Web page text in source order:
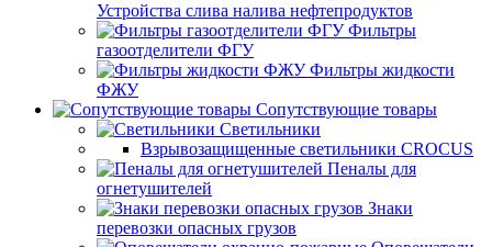
Устройства слива налива нефтепродуктов
Фильтры
газоотделители ФГУ
Фильтры жидкости
ФЖУ
Сопутствующие товары
Светильники
Взрывозащищенные светильники CROCUS
Пеналы для
огнетушителей
Знаки
перевозки опасных грузов